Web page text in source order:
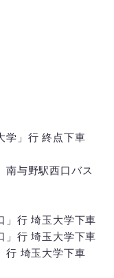
」行 終点下車
与野駅西口バス
行 埼玉大学下車
行 埼玉大学下車
埼玉大学下車